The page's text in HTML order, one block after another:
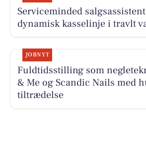
Serviceminded
dynamisk kasselinje i travlt
JOBNYT
Fuldtidsstilling som
& Me og Scandic Nails med
tiltrædelse